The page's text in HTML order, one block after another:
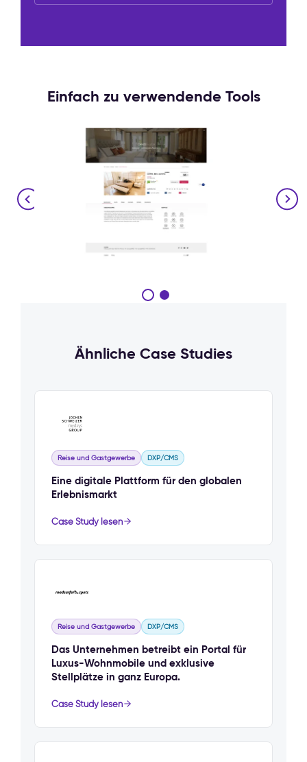
Einfach zu verwendende Tools
Ähnliche Case Studies
Reise und Gastgewerbe DXP/CMS
Eine digitale Plattform für den globalen
Erlebnismarkt
Case Study lesen
Reise und Gastgewerbe DXP/CMS
Das Unternehmen betreibt ein Portal für
Luxus-Wohnmobile und exklusive
Stellplätze in ganz Europa.
Case Study lesen